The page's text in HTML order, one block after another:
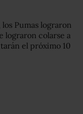
Pumas lograron
lograron colarse a
el próximo 10